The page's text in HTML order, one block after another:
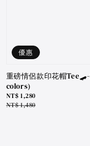
優惠
重磅情侶款印花帽
colors)
Sale
price
NT$ 1,280
Regular
NT$ 1,480